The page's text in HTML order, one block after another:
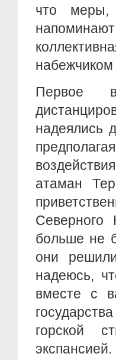
что меры,
Первое
надеялись
атаман
Северного
больше не
они
надеюсь,
вместе с
горской
экспансией.